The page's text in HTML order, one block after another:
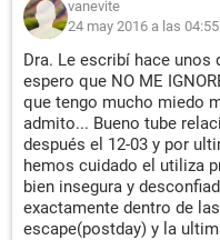
vanevite
24 may 2016 a las 04:55
Dra. Le escribí hace unos
espero que NO ME
que tengo mucho miedo
admito... Bueno tube
después el 12-03 y por
hemos cuidado el utiliza
bien insegura y
exactamente dentro de
escape(postday) y la